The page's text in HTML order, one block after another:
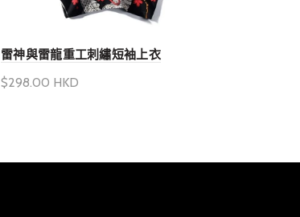
雷神與雷龍重工刺繡短袖上衣
$298.00 HKD